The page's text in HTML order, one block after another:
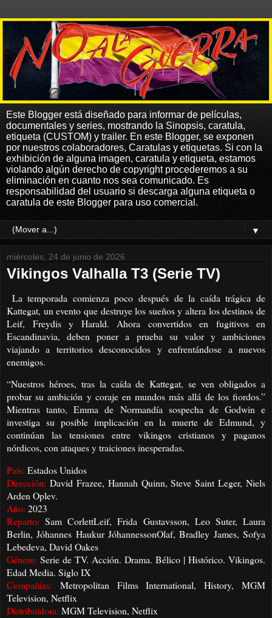
Este Blogger está diseñado para informar de películas,
documentales y series, mostrando la Sinopsis, caratula,
etiqueta (CUSTOM) y trailer. En este Blogger, se exponen
por nuestros colaboradores, Caratulas y etiquetas. Si con la
exhibición de alguna imagen, caratula y etiqueta, estamos
violando algún derecho de copyright procederemos a su
eliminación en cuanto nos sea comunicado. Es
responsabilidad del usuario si descarga alguna etiqueta o
caratula de este Blogger para uso comercial.
▼
miércoles, 24 de junio de 2026
Vikingos Valhalla T3 (Serie TV)
La temporada comienza poco después de la caída trágica de
Kattegat, un evento que destruye los sueños y altera los destinos de
Leif, Freydis y Harald. Ahora convertidos en fugitivos en
Escandinavia, deben poner a prueba su valor y ambiciones
viajando a territorios desconocidos y enfrentándose a nuevos
enemigos.
“Nuestros héroes, tras la caída de Kattegat, se ven obligados a
probar su ambición y coraje en mundos más allá de los fiordos.”
Mientras tanto, Emma de Normandía sospecha de Godwin e
investiga su posible implicación en la muerte de Edmund, y
continúan las tensiones entre vikingos cristianos y paganos
nórdicos, con ataques y traiciones inesperadas.
País: Estados Unidos
Dirección: David Frazee, Hannah Quinn, Steve Saint Leger, Niels
Arden Oplev.
Año: 2023
Reparto: Sam CorlettLeif, Frida Gustavsson, Leo Suter, Laura
Berlin, Jóhannes Haukur JóhannessonOlaf, Bradley James, Sofya
Lebedeva, David Oakes
Género: Serie de TV. Acción. Drama. Bélico | Histórico. Vikingos.
Edad Media. Siglo IX
Compañías: Metropolitan Films International, History, MGM
Television, Netflix
Distribuidora: MGM Television, Netflix